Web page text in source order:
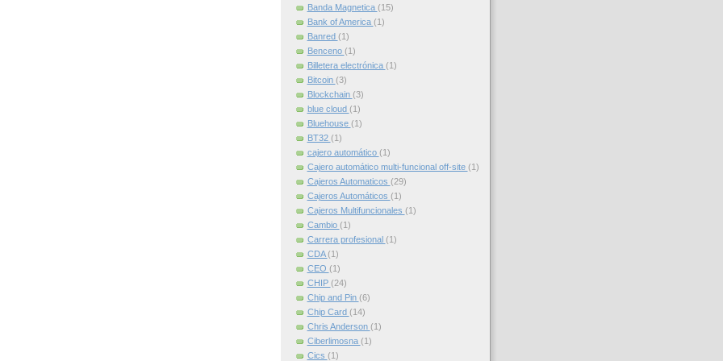
Banda Magnetica (15)
Bank of America (1)
Banred (1)
Benceno (1)
Billetera electrónica (1)
Bitcoin (3)
Blockchain (3)
blue cloud (1)
Bluehouse (1)
BT32 (1)
cajero automático (1)
Cajero automático multi-funcional off-site (1)
Cajeros Automaticos (29)
Cajeros Automáticos (1)
Cajeros Multifuncionales (1)
Cambio (1)
Carrera profesional (1)
CDA(1)
CEO (1)
CHIP (24)
Chip and Pin (6)
Chip Card (14)
Chris Anderson (1)
Ciberlimosna (1)
Cics (1)